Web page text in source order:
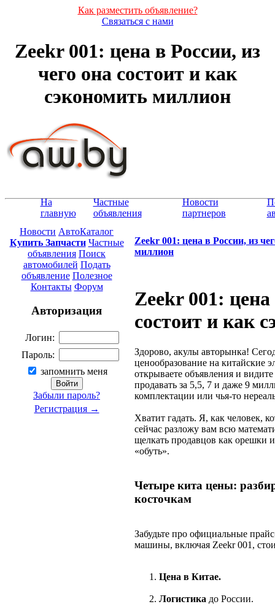
Как разместить объявление?
Связаться с нами
Zeekr 001: цена в России, из
чего она состоит и как
сэкономить миллион
На
главную
Частные
объявления
Новости
партнеров
Новости АвтоКаталог
Купить Запчасти Частные
объявления Поиск
автомобилей Подать
объявление Полезное
Контакты Форум
Авторизация
Логин:
Пароль:
запомнить меня
Забыли пароль?
Регистрация →
Zeekr 001: цена в России, из
миллион
Zeekr 001: цена
состоит и как
Здорово, акулы авторынка!
ценообразование на китайские
открываете объявления и
продавать за 5,5, 7 и даже 9
комплектации или чья-то
Хватит гадать. Я, как человек,
сейчас разложу вам всю
щелкать продавцов как орешки
«обуть».
Четыре кита цены:
косточкам
Забудьте про официальные
машины, включая Zeekr 001,
Цена в Китае.
Логистика до России.